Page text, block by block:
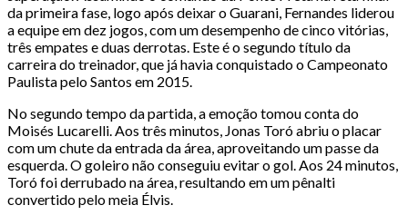
da primeira fase, logo após deixar o Guarani, Fernandes liderou
a equipe em dez jogos, com um desempenho de cinco vitórias,
três empates e duas derrotas. Este é o segundo título da
carreira do treinador, que já havia conquistado o Campeonato
Paulista pelo Santos em 2015.
No segundo tempo da partida, a emoção tomou conta do
Moisés Lucarelli. Aos três minutos, Jonas Toró abriu o placar
com um chute da entrada da área, aproveitando um passe da
esquerda. O goleiro não conseguiu evitar o gol. Aos 24 minutos,
Toró foi derrubado na área, resultando em um pênalti
convertido pelo meia Élvis.